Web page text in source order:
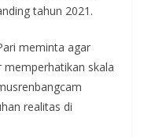
tahun 2021.
meminta agar
memperhatikan skala
realitas di